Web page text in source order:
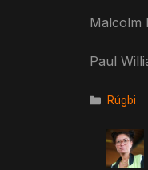
Malcolm
Paul
Rúgbi